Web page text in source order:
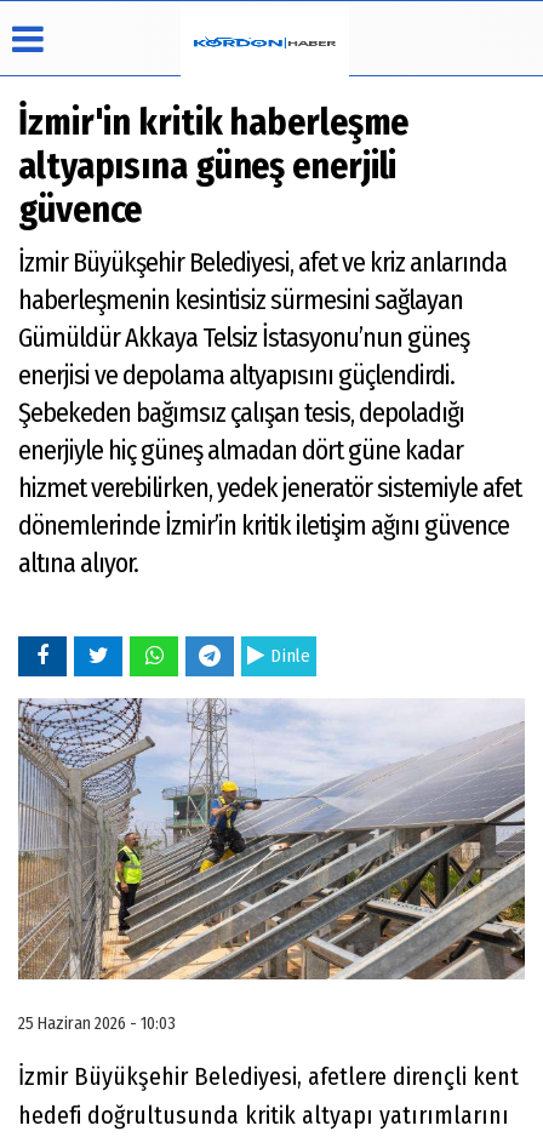
Üye Paneli
Haber
Arşivi
Video
Galeri
Foto
Galeri
Çerez
Gizlilik
İlkeleri
İzmir'in kritik haberleşme
altyapısına güneş enerjili
güvence
İzmir Büyükşehir Belediyesi, afet ve kriz anlarında
haberleşmenin kesintisiz sürmesini sağlayan
Gümüldür Akkaya Telsiz İstasyonu’nun güneş
enerjisi ve depolama altyapısını güçlendirdi.
Şebekeden bağımsız çalışan tesis, depoladığı
enerjiyle hiç güneş almadan dört güne kadar
hizmet verebilirken, yedek jeneratör sistemiyle afet
dönemlerinde İzmir’in kritik iletişim ağını güvence
altına alıyor.
Dinle
25 Haziran 2026 - 10:03
İzmir Büyükşehir Belediyesi, afetlere dirençli kent
hedefi doğrultusunda kritik altyapı yatırımlarını